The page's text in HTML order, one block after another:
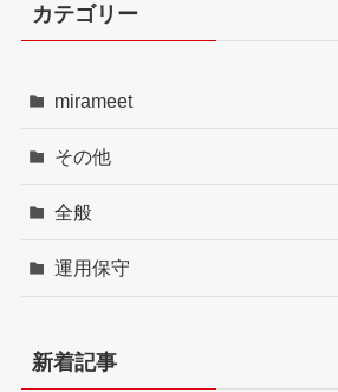
カテゴリー
mirameet
その他
全般
運用保守
新着記事